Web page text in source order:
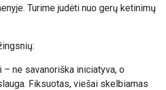
Turime judėti nuo gerų ketinimų
ne savanoriška iniciatyva, o
Fiksuotas, viešai skelbiamas